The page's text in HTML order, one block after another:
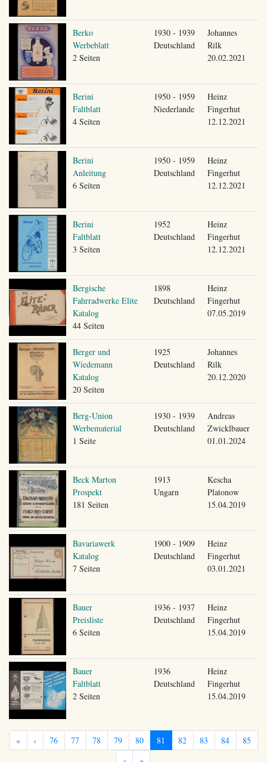
Berko
Werbeblatt
2 Seiten
1930 - 1939
Deutschland
Johannes
Rilk
20.02.2021
Berini
Faltblatt
4 Seiten
1950 - 1959
Niederlande
Heinz
Fingerhut
12.12.2021
Berini
Anleitung
6 Seiten
1950 - 1959
Deutschland
Heinz
Fingerhut
12.12.2021
Berini
Faltblatt
3 Seiten
1952
Deutschland
Heinz
Fingerhut
12.12.2021
Bergische
Fahrradwerke Elite
Katalog
44 Seiten
1898
Deutschland
Heinz
Fingerhut
07.05.2019
Berger und
Wiedemann
Katalog
20 Seiten
1925
Deutschland
Johannes
Rilk
20.12.2020
Berg-Union
Werbematerial
1 Seite
1930 - 1939
Deutschland
Andreas
Zwicklbauer
01.01.2024
Beck Marton
Prospekt
181 Seiten
1913
Ungarn
Kescha
Platonow
15.04.2019
Bavariawerk
Katalog
7 Seiten
1900 - 1909
Deutschland
Heinz
Fingerhut
03.01.2021
Bauer
Preisliste
6 Seiten
1936 - 1937
Deutschland
Heinz
Fingerhut
15.04.2019
Bauer
Faltblatt
2 Seiten
1936
Deutschland
Heinz
Fingerhut
15.04.2019
« ‹ 76 77 78 79 80 81 82 83 84
85
›
»